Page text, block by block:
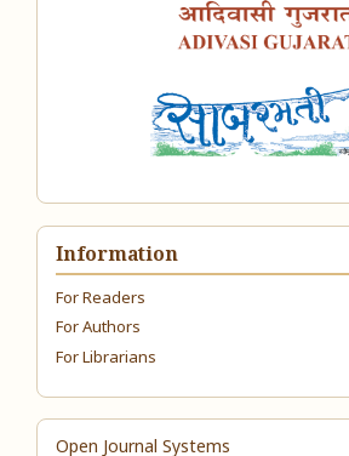
Information
For Readers
For Authors
For Librarians
Open Journal Systems